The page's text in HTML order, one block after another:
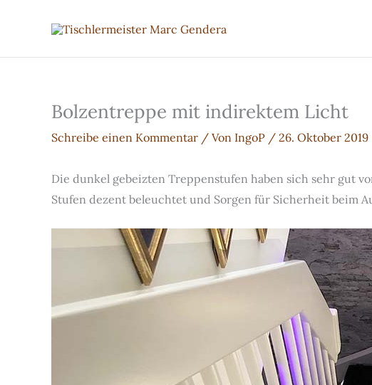
Bolzentreppe mit indirektem Licht
Schreibe einen Kommentar / Von IngoP / 26. Oktober 2019
Die dunkel gebeizten Treppenstufen haben sich sehr gut
Stufen dezent beleuchtet und Sorgen für Sicherheit beim